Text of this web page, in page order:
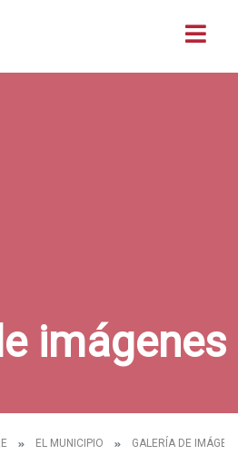
imágenes
EL MUNICIPIO GALERÍA DE